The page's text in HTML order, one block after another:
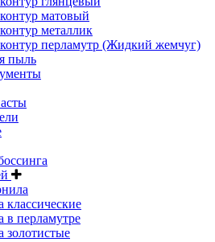
матовый
металлик
перламутр (Жидкий жемчуг)
пыль
классические
в перламутре
золотистые